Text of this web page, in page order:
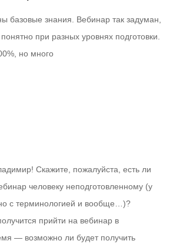
базовые знания. Вебинар так задуман,
при разных уровнях подготовки.
но много
Скажите, пожалуйста, есть ли
человеку неподготовленному (у
с терминологией и вообще…)?
прийти на вебинар в
— возможно ли будет получить